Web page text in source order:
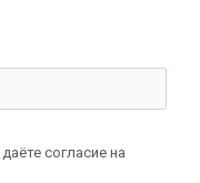
согласие на